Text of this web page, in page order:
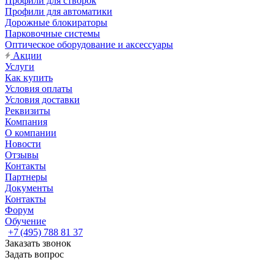
Профили для автоматики
Дорожные блокираторы
Парковочные системы
Оптическое оборудование и аксессуары
Акции
Услуги
Как купить
Условия оплаты
Условия доставки
Реквизиты
Компания
О компании
Новости
Отзывы
Контакты
Партнеры
Документы
Контакты
Форум
Обучение
+7 (495) 788 81 37
Заказать звонок
Задать вопрос